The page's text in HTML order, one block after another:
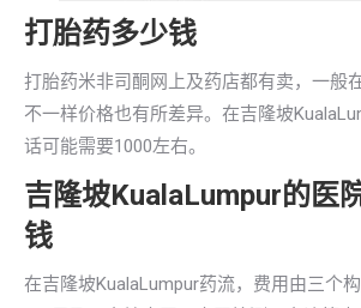
打胎药多少钱
打胎药米非司酮网上及药店都有卖，一般
不一样价格也有所差异。在吉隆坡
话可能需要1000左右。
吉隆坡KualaLumpur的医
钱
在吉隆坡KualaLumpur药流，费用由三个